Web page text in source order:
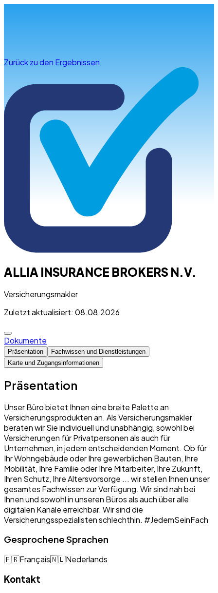
Zurück zu den Ergebnissen
ALLIA INSURANCE BROKERS N.V.
Versicherungsmakler
Zuletzt aktualisiert: 08.08.2026
Dokumente
Präsentation
Fachwissen und Dienstleistungen
Karte und Zugangsinformationen
Präsentation
Unser Büro bietet Ihnen eine breite Palette an
Versicherungsprodukten an. Als Versicherungsmakler
beraten wir Sie individuell und unabhängig, sowohl bei
Versicherungen für Privatpersonen als auch für
Unternehmen, in jedem entscheidenden Moment. Ob für
Ihr Wohngebäude oder Ihre gewerblichen Bauten, Ihre
Mobilität, Ihre Familie oder Ihre Mitarbeiter, Ihre Zukunft,
Ihren Schutz, Ihre Altersvorsorge ... wir stellen Ihnen unser
gesamtes Fachwissen zur Verfügung. Wir sind nah bei
Ihnen und sowohl in unseren Büros als auch über alle
digitalen Kanäle erreichbar. Wir sind die
Versicherungsspezialisten schlechthin. #JedemSeinFach
Gesprochene Sprachen
🇫🇷Français🇳🇱Nederlands
Kontakt